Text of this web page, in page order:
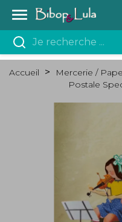

Accueil Mercerie /
Postale